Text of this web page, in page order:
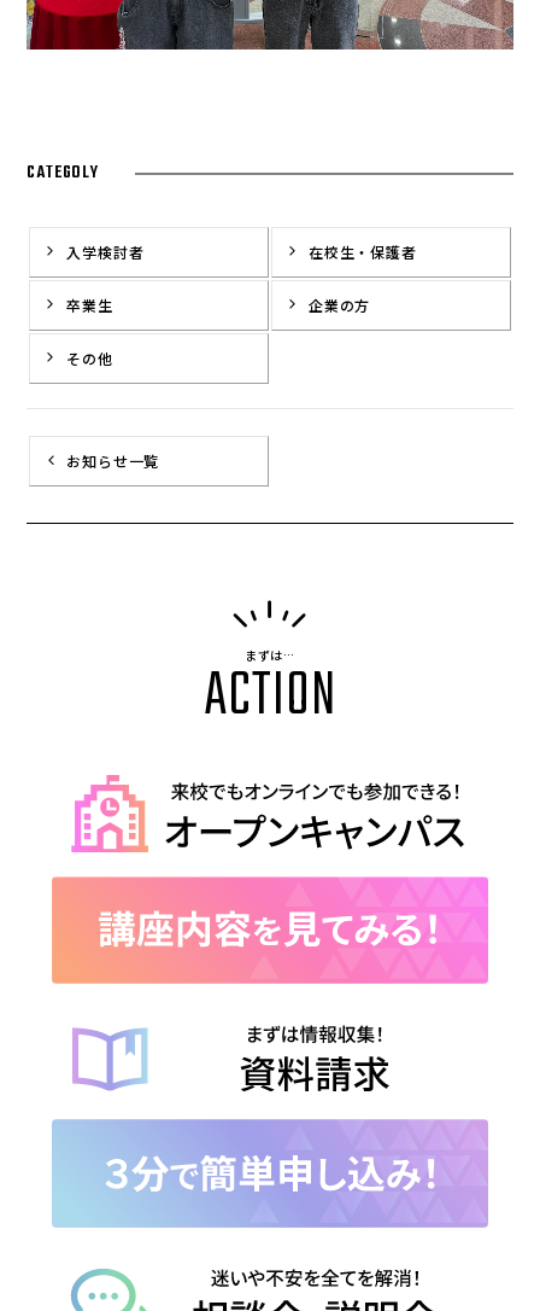
CATEGOLY
入学検討者 在校生・保護者
卒業生 企業の方
その他
お知らせ一覧
まずは…
ACTION